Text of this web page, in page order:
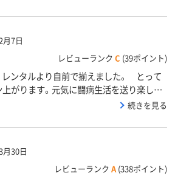
月7日
レビューランク C (39ポイント)
レンタルより自前で揃えました。 とって
がります。元気に闘病生活を送り楽しみ
で途中ですから全てを愛しみ生きたいで
続きを見る
月30日
レビューランク A (338ポイント)